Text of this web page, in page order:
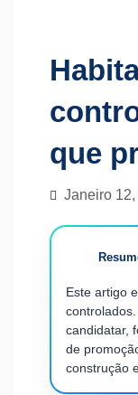
que
Janeiro
Este artigo
candidatar,
de
construção